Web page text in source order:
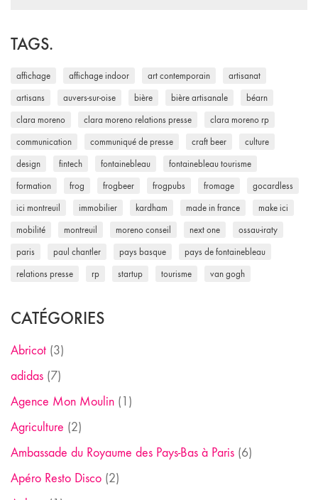
TAGS.
affichage affichage indoor art contemporain artisanat
artisans auvers-sur-oise bière bière artisanale béarn
clara moreno clara moreno relations presse clara moreno rp
communication communiqué de presse craft beer culture
design fintech fontainebleau fontainebleau tourisme
formation frog frogbeer frogpubs fromage gocardless
ici montreuil immobilier kardham made in france make ici
mobilité montreuil moreno conseil next one ossau-iraty
paris paul chantler pays basque pays de fontainebleau
relations presse rp startup tourisme van gogh
CATÉGORIES
Abricot (3)
adidas (7)
Agence Mon Moulin (1)
Agriculture (2)
Ambassade du Royaume des Pays-Bas à Paris (6)
Apéro Resto Disco (2)